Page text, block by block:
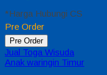
*Harga Hubungi CS
Pre Order
Pre Order
Jual Toga Wisuda
Anak waringin Timur